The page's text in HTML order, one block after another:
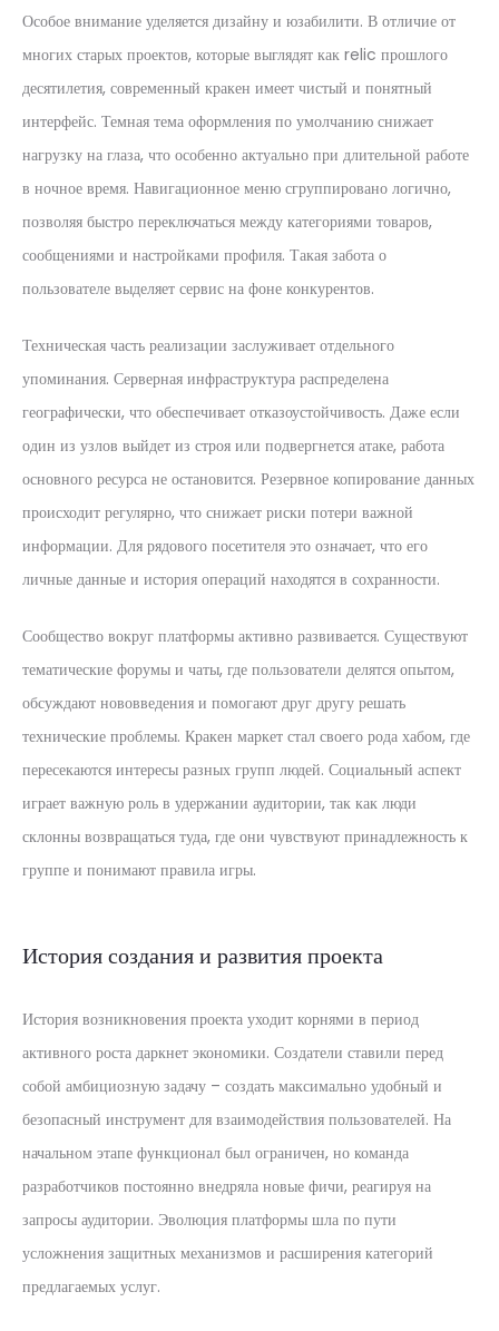
Особое внимание уделяется дизайну и юзабилити. В отличие от
многих старых проектов, которые выглядят как relic прошлого
десятилетия, современный кракен имеет чистый и понятный
интерфейс. Темная тема оформления по умолчанию снижает
нагрузку на глаза, что особенно актуально при длительной работе
в ночное время. Навигационное меню сгруппировано логично,
позволяя быстро переключаться между категориями товаров,
сообщениями и настройками профиля. Такая забота о
пользователе выделяет сервис на фоне конкурентов.
Техническая часть реализации заслуживает отдельного
упоминания. Серверная инфраструктура распределена
географически, что обеспечивает отказоустойчивость. Даже если
один из узлов выйдет из строя или подвергнется атаке, работа
основного ресурса не остановится. Резервное копирование данных
происходит регулярно, что снижает риски потери важной
информации. Для рядового посетителя это означает, что его
личные данные и история операций находятся в сохранности.
Сообщество вокруг платформы активно развивается. Существуют
тематические форумы и чаты, где пользователи делятся опытом,
обсуждают нововведения и помогают друг другу решать
технические проблемы. Кракен маркет стал своего рода хабом, где
пересекаются интересы разных групп людей. Социальный аспект
играет важную роль в удержании аудитории, так как люди
склонны возвращаться туда, где они чувствуют принадлежность к
группе и понимают правила игры.
История создания и развития проекта
История возникновения проекта уходит корнями в период
активного роста даркнет экономики. Создатели ставили перед
собой амбициозную задачу – создать максимально удобный и
безопасный инструмент для взаимодействия пользователей. На
начальном этапе функционал был ограничен, но команда
разработчиков постоянно внедряла новые фичи, реагируя на
запросы аудитории. Эволюция платформы шла по пути
усложнения защитных механизмов и расширения категорий
предлагаемых услуг.